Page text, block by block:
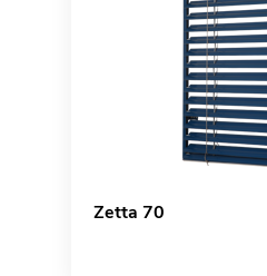
Zetta 70